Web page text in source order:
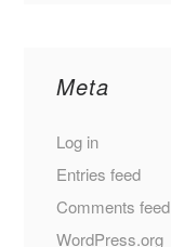
Meta
Log in
Entries feed
Comments feed
WordPress.org